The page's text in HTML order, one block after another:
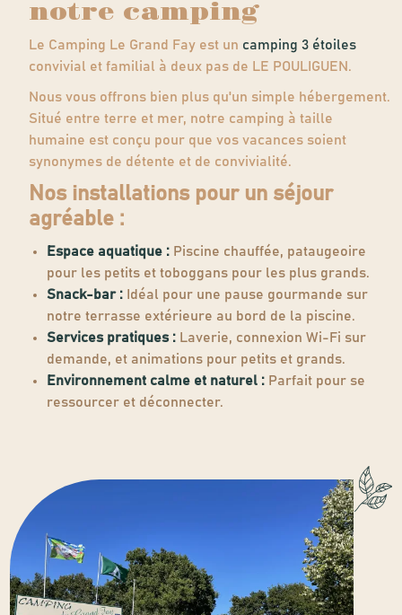
notre camping
Le Camping Le Grand Fay est un camping 3 étoiles
convivial et familial à deux pas de LE POULIGUEN.
Nous vous offrons bien plus qu'un simple hébergement.
Situé entre terre et mer, notre camping à taille
humaine est conçu pour que vos vacances soient
synonymes de détente et de convivialité.
Nos installations pour un séjour
agréable :
Espace aquatique : Piscine chauffée, pataugeoire
pour les petits et toboggans pour les plus grands.
Snack-bar : Idéal pour une pause gourmande sur
notre terrasse extérieure au bord de la piscine.
Services pratiques : Laverie, connexion Wi-Fi sur
demande, et animations pour petits et grands.
Environnement calme et naturel : Parfait pour se
ressourcer et déconnecter.